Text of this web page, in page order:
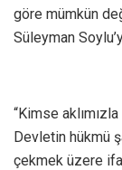
göre mümkün
Süleyman
“Kimse
Devletin hükmü
çekmek üzere